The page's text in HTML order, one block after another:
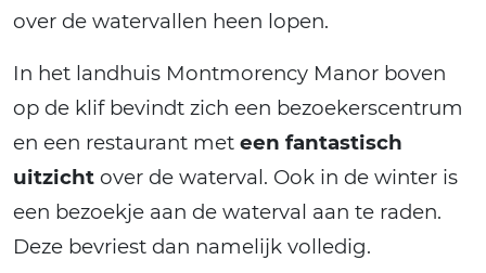
over de watervallen heen lopen.
In het landhuis Montmorency Manor boven
op de klif bevindt zich een bezoekerscentrum
en een restaurant met een fantastisch
uitzicht over de waterval. Ook in de winter is
een bezoekje aan de waterval aan te raden.
Deze bevriest dan namelijk volledig.